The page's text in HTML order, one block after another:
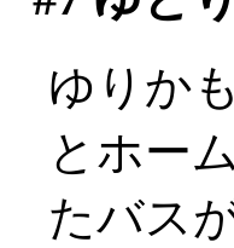
ゆりか
とホー
たバス